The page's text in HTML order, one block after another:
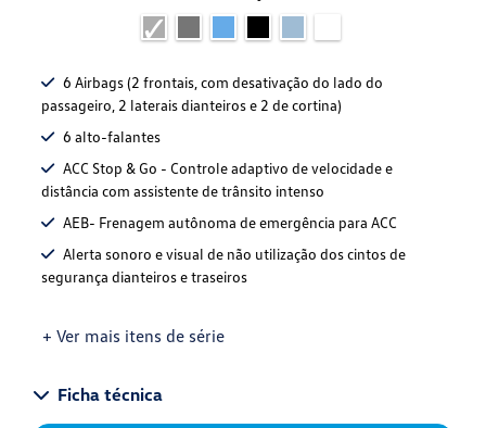
6 Airbags (2 frontais, com desativação do lado do
passageiro, 2 laterais dianteiros e 2 de cortina)
6 alto-falantes
ACC Stop & Go - Controle adaptivo de velocidade e
distância com assistente de trânsito intenso
AEB- Frenagem autônoma de emergência para ACC
Alerta sonoro e visual de não utilização dos cintos de
segurança dianteiros e traseiros
+ Ver mais itens de série
Ficha técnica